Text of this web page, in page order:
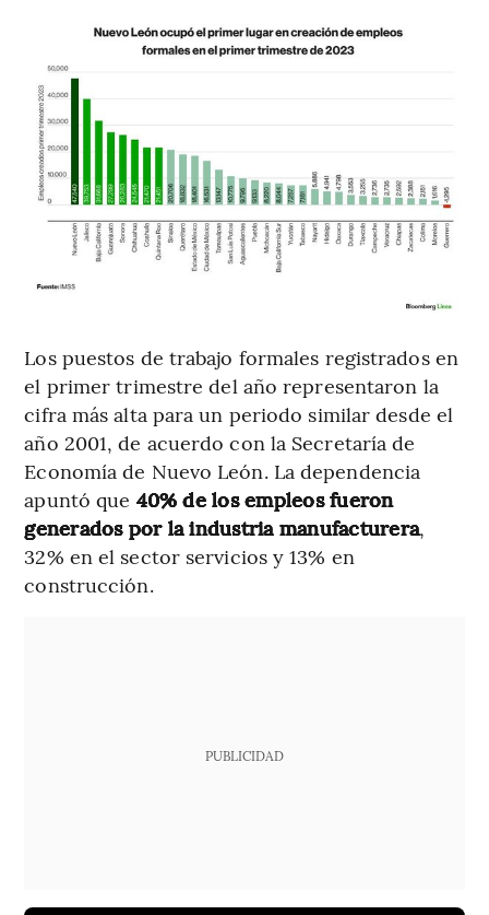
Los puestos de trabajo formales registrados en
el primer trimestre del año representaron la
cifra más alta para un periodo similar desde el
año 2001, de acuerdo con la Secretaría de
Economía de Nuevo León. La dependencia
apuntó que 40% de los empleos fueron
generados por la industria manufacturera,
32% en el sector servicios y 13% en
construcción.
PUBLICIDAD